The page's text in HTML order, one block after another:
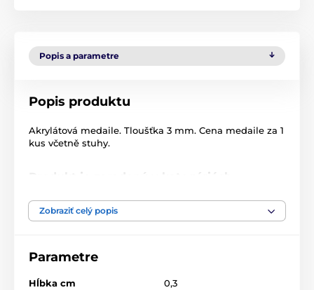
Popis a parametre
Popis produktu
Akrylátová medaile. Tloušťka 3 mm. Cena medaile za 1
kus včetně stuhy.
Produkt je zaradený v kategóriách
Futbal Medaile
Zobraziť celý popis
Parametre
Hĺbka cm 0,3